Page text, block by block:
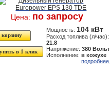
Цена: по запросу
в 1 клик
Мощность: 104 кВт
Расход топлива (л/час):
21.8
Напряжение:380 Вольт
Исполнение:в кожухе
подробнее